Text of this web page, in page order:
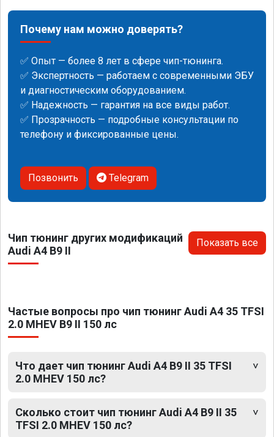
Почему нам можно доверять?
✅ Опыт — более 8 лет в сфере чип-тюнинга.
✅ Экспертность — работаем с современными ЭБУ
и диагностическим оборудованием.
✅ Надежность — гарантия на все виды работ.
✅ Прозрачность — подробные консультации по
телефону и фиксированные цены.
Позвонить Telegram
Чип тюнинг других модификаций
Audi A4 B9 II
Показать все
Частые вопросы про чип тюнинг Audi A4 35 TFSI
2.0 MHEV B9 II 150 лс
Что дает чип тюнинг Audi A4 B9 II 35 TFSI
2.0 MHEV 150 лс?
Сколько стоит чип тюнинг Audi A4 B9 II 35
TFSI 2.0 MHEV 150 лс?